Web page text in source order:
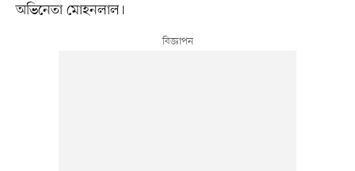
অভিনেতা মোহনলাল।